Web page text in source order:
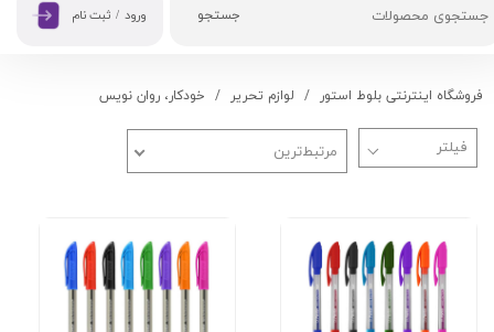
جستجو ورود / ثبت نام
فروشگاه اینترنتی بلوط استور لوازم تحریر خودکار، روان نویس
مرتبط‌ترین